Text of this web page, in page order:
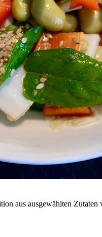
aus ausgewählten Zutaten